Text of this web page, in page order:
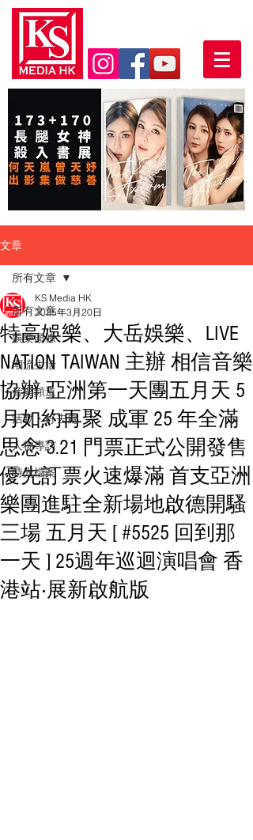
文章
所有文章
娛樂頭條
潮流生活
音樂頻道
活動・好去處
人物專訪
時光檔案
所有文章
特高娛樂、大岳娛樂、LIVE
NATION TAIWAN 主辦 相信音樂
協辦 亞洲第一天團五月天 5
月如約再聚 成軍 25 年全滿
思念 3.21 門票正式公開發售
優先訂票火速爆滿 首支亞洲
樂團進駐全新場地啟德開騷
三場 五月天 [ #5525 回到那
一天 ] 25週年巡迴演唱會 香
港站‧展新啟航版
KS Media HK
2025年3月20日